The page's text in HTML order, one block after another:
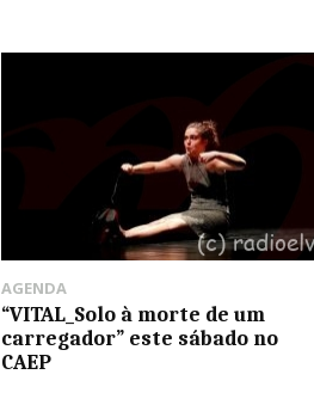
AGENDA
“VITAL_Solo à morte de um
carregador” este sábado no
CAEP